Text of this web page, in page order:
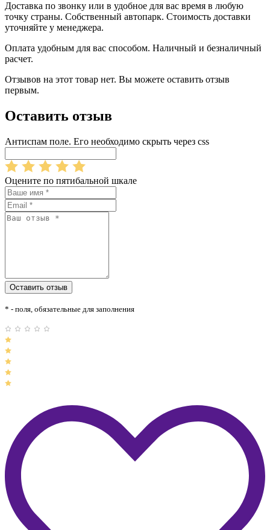
Доставка по звонку или в удобное для вас время в любую
точку страны. Собственный автопарк. Стоимость доставки
уточняйте у менеджера.
Оплата удобным для вас способом. Наличный и безналичный
расчет.
Отзывов на этот товар нет. Вы можете оставить отзыв
первым.
Оставить отзыв
Антиспам поле. Его необходимо скрыть через css
Оцените по пятибальной шкале
* - поля, обязательные для заполнения